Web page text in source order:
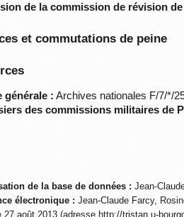
de la commission de révision
et commutations de peine
générale : Archives nationales F/7/*/
des commissions militaires de
de la base de données : Jean-
électronique : Jean-Claude Farcy,
27 août 2013 (adresse http://tristan.u-